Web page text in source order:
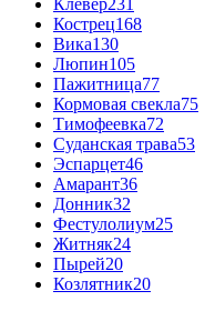
Клевер231
Кострец168
Вика130
Люпин105
Пажитница77
Кормовая свекла75
Тимофеевка72
Суданская трава53
Эспарцет46
Амарант36
Донник32
Фестулолиум25
Житняк24
Пырей20
Козлятник20